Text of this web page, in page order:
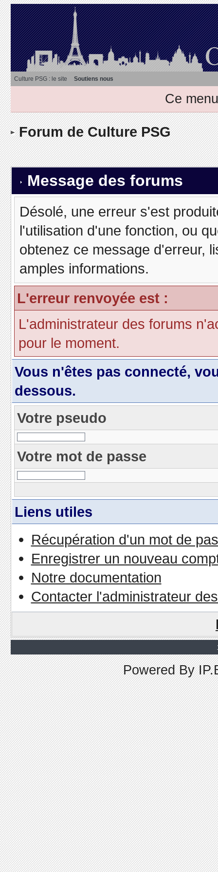
Culture PSG : le site Soutiens nous
Ce
Forum de Culture PSG
Message des forums
Désolé, une erreur s'est
l'utilisation d'une fonction, ou
obtenez ce message d'erreur,
amples informations.
L'erreur renvoyée est :
L'administrateur des forums
pour le moment.
Vous n'êtes pas connecté,
dessous.
Votre pseudo
Votre mot de passe
Liens utiles
Récupération d'un mot de
Enregistrer un nouveau
Notre documentation
Contacter l'administrateur
Powered By